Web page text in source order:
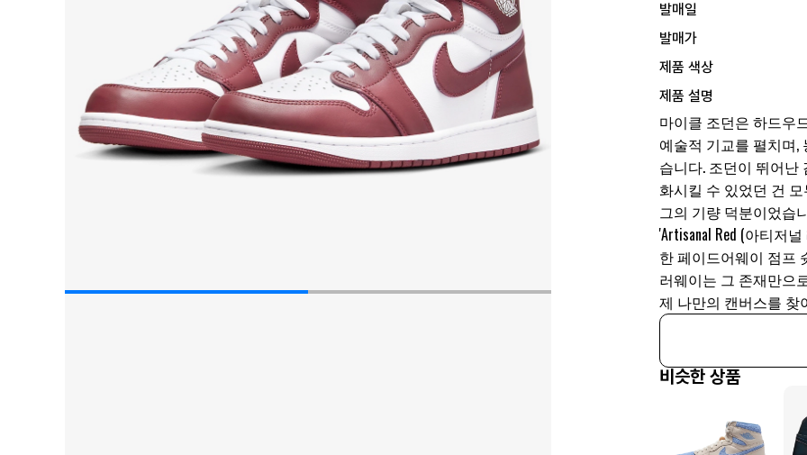
발매일
발매가
제품 색상
제품 설명
마이클 조던은 하드우
예술적 기교를 펼치며
습니다. 조던이 뛰어
화시킬 수 있었던 건
그의 기량 덕분이었습
'Artisanal Red (아티저
한 페이드어웨이 점프
러웨이는 그 존재만으
제 나만의 캔버스를 찾
비슷한 상품